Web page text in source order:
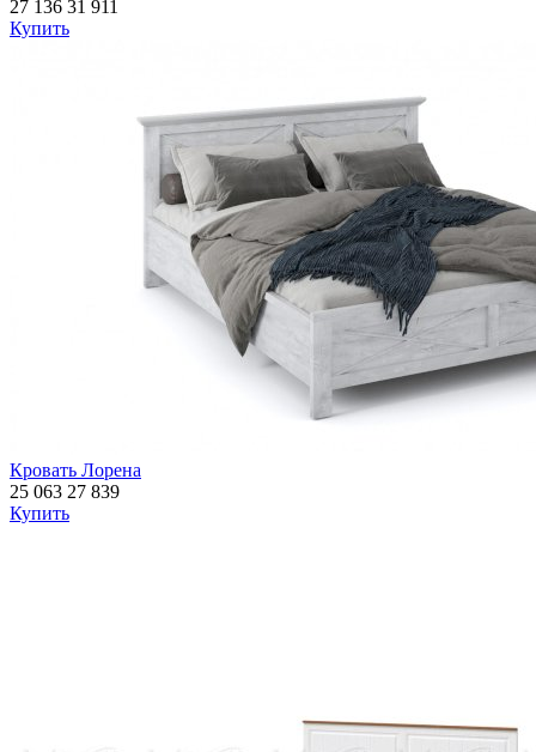
27 136 31 911
Купить
Кровать Лорена
25 063 27 839
Купить